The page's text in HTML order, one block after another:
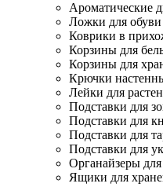
Ароматические
Ложки для обуви
Коврики в
Корзины для
Корзины для
Крючки
Лейки для
Подставки для
Подставки для
Подставки для
Подставки для
Органайзеры
Ящики для